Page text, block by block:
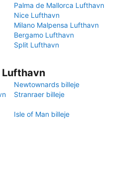
Palma de Mallorca Lufthavn
Nice Lufthavn
Milano Malpensa Lufthavn
Bergamo Lufthavn
Split Lufthavn
Newtownards billeje
Stranraer billeje
Isle of Man billeje